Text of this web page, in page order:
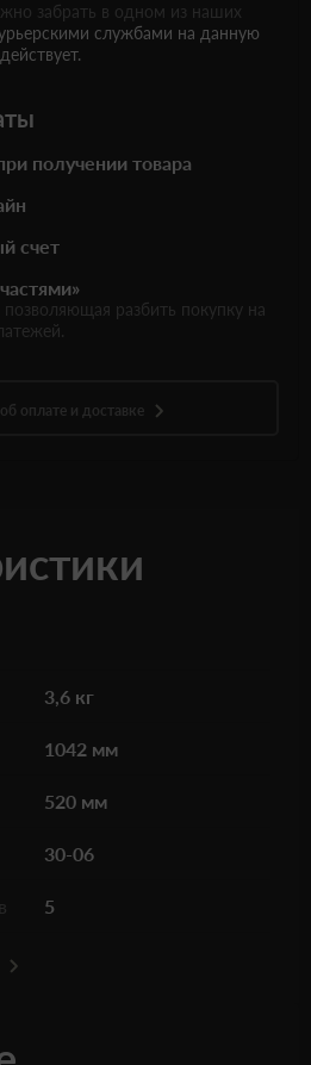
забрать в одном из наших
службами на данную
получении товара
счет
позволяющая разбить покупку на
оплате и доставке
3,6 кг
1042 мм
520 мм
30-06
5